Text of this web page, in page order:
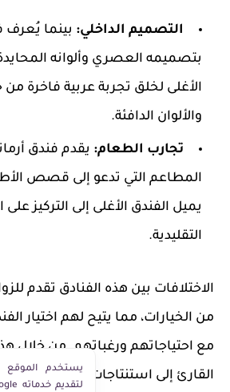
التصميم الداخلي: بينما يُعرف
بتصميمه العصري وألوانه
الأغلى لخلق تجربة عربية فاخرة من
والألوان الدافئة.
تجارب الطعام: يقدم فندق
المطاعم التي تدعو إلى قصص
يميل الفندق الأغلى إلى التركيز على
التقليدية.
الاختلافات بين هذه الفنادق تقدم
من الخيارات، مما يتيح لهم اختيار
مع احتياجاتهم ورغباتهم. من خلال
القارئ إلى استنتاجات حول ما يميز
يستخدم الموقع